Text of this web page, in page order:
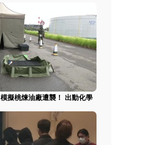
擬桃煉油廠遭襲！ 出動化學